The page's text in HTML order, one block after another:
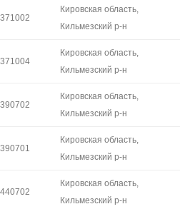
Кировская область,
Кильмезский р-н
Кировская область,
Кильмезский р-н
Кировская область,
Кильмезский р-н
Кировская область,
Кильмезский р-н
Кировская область,
Кильмезский р-н